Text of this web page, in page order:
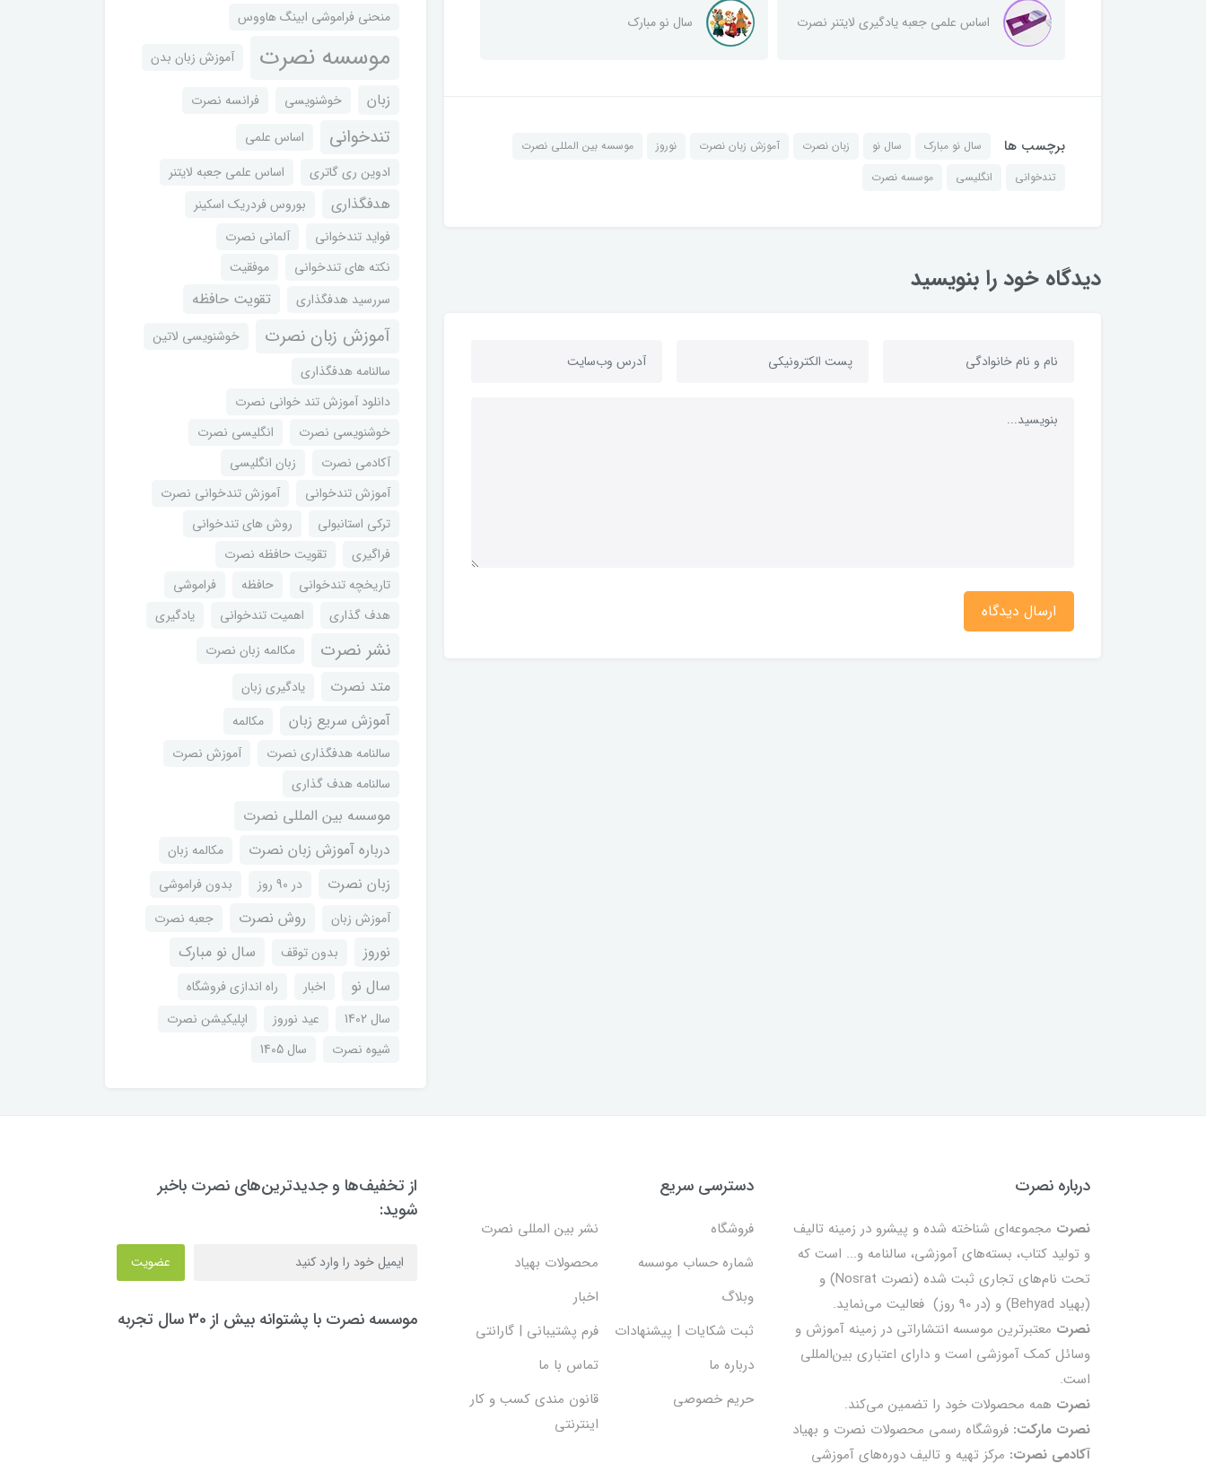
اساس علمی جعبه یادگیری لایتنر نصرت سال نو مبارک
برچسب ها سال نو مبارک سال نو زبان نصرت آموزش زبان نصرت نوروز
موسسه بین المللی نصرت
تندخوانی
انگلیسی موسسه نصرت
دیدگاه خود را بنویسید
ارسال دیدگاه
منحنی فراموشی ابینگ هاووس
موسسه نصرت آموزش زبان بدن
زبان خوشنویسی فرانسه نصرت
تندخوانی
اساس علمی
ادوین ری گاتری
اساس علمی جعبه لایتنر
هدفگذاری
بوروس فردریک اسکینر
فواید تندخوانی
آلمانی نصرت
نکته های تندخوانی
موفقیت
سررسید هدفگذاری
تقویت حافظه
آموزش زبان نصرت
خوشنویسی لاتین
سالنامه هدفگذاری
دانلود آموزش تند خوانی نصرت
خوشنویسی نصرت
انگلیسی نصرت
آکادمی نصرت
زبان انگلیسی
آموزش تندخوانی
آموزش تندخوانی نصرت
ترکی استانبولی
روش های تندخوانی
فراگیری
تقویت حافظه نصرت
تاریخچه تندخوانی
حافظه
فراموشی
هدف گذاری
اهمیت تندخوانی یادگیری
نشر نصرت مکالمه زبان نصرت
متد نصرت یادگیری زبان
آموزش سریع زبان
مکالمه
سالنامه هدفگذاری نصرت
آموزش نصرت
سالنامه هدف گذاری
موسسه بین المللی نصرت
درباره آموزش زبان نصرت
مکالمه زبان
زبان نصرت در 90 روز
بدون فراموشی
آموزش زبان
روش نصرت جعبه نصرت
نوروز بدون توقف
سال نو مبارک
سال نو
اخبار
راه اندازی فروشگاه
سال 1402
عید نوروز
اپلیکیشن نصرت
شیوه نصرت
سال 1405
درباره نصرت
نصرت مجموعه‌ای شناخته شده و پیشرو در زمینه تالیف
و تولید کتاب، بسته‌های آموزشی، سالنامه و... است که
تحت نام‌های تجاری ثبت شده (نصرت Nosrat) و
(بهیاد Behyad) و (در 90 روز) فعالیت می‌نماید.
نصرت معتبرترین موسسه انتشاراتی در زمینه آموزش و
وسائل کمک آموزشی است و دارای اعتباری بین‌المللی
است.
نصرت همه محصولات خود را تضمين می‌كند.
نصرت مارکت:فروشگاه رسمی محصولات نصرت و بهیاد
آکادمی نصرت: مرکز تهیه و تالیف دوره‌های آموزشی
دسترسی سریع
فروشگاه
نشر بین المللی نصرت
شماره حساب موسسه
محصولات بهیاد
وبلاگ
اخبار
ثبت شکایات | پیشنهادات
فرم پشتیبانی | گارانتی
درباره ما
تماس با ما
حریم خصوصی
قانون مندی کسب و کار
اینترنتی
از تخفیف‌ها و جدیدترین‌های نصرت باخبر
شوید:
عضویت
موسسه نصرت با پشتوانه بیش از 30 سال تجربه